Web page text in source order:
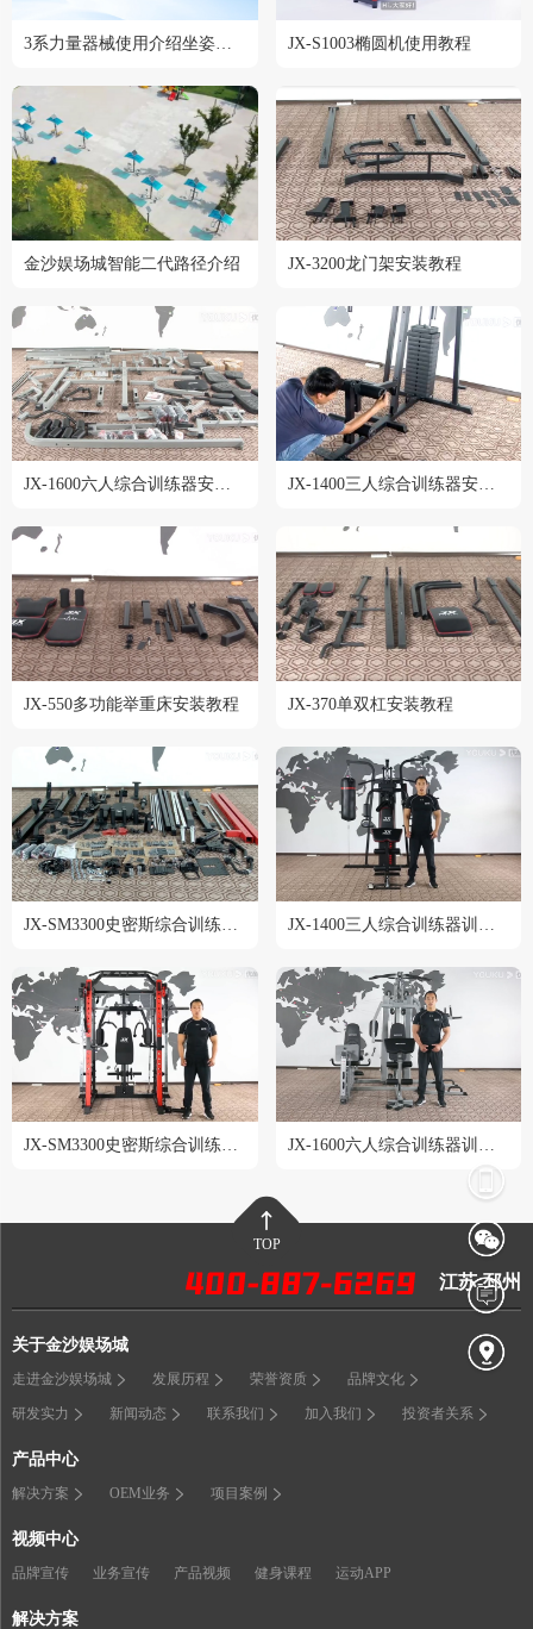
JX-S1003椭圆机使用教程
金沙娱场城智能二代路径介绍 JX-3200龙门架安装教程
JX-1400三人综合训练器安装教程
JX-550多功能举重床安装教程 JX-370单双杠安装教程
TOP
江苏-邳州
关于金沙娱场城
走进金沙娱场城 发展历程 荣誉资质 品牌文化
研发实力 新闻动态 联系我们 加入我们 投资者关系
产品中心
解决方案 OEM业务 项目案例
视频中心
品牌宣传 业务宣传 产品视频 健身课程 运动APP
解决方案